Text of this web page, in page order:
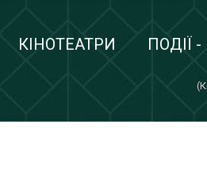
КІНОТЕАТРИ ПОДІЇ